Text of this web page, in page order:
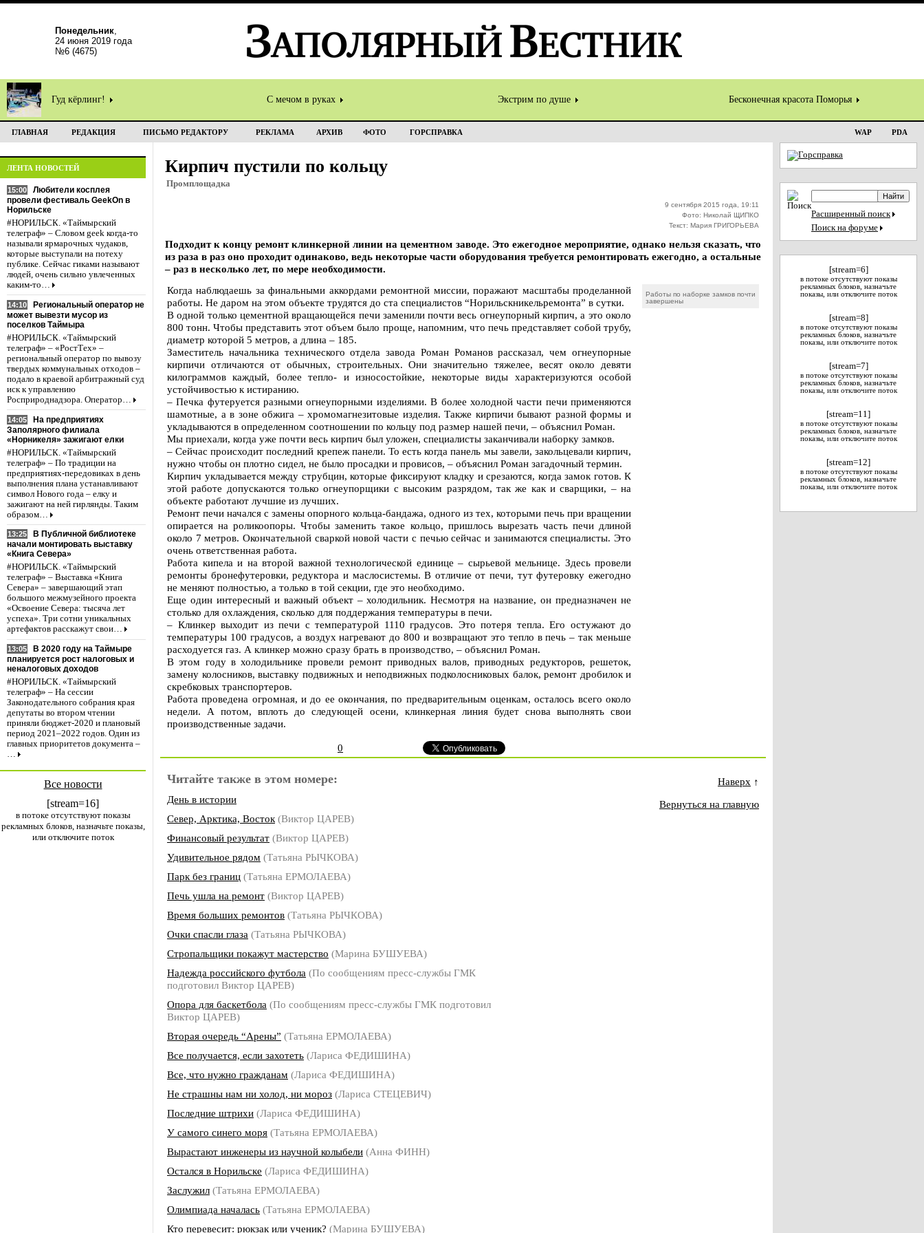
Понедельник,
24 июня 2019 года
№6 (4675)
Гуд кёрлинг! С мечом в руках Экстрим по душе Бесконечная красота Поморья
ГЛАВНАЯ РЕДАКЦИЯ ПИСЬМО РЕДАКТОРУ РЕКЛАМА АРХИВ ФОТО ГОРСПРАВКА WAP PDA
ЛЕНТА НОВОСТЕЙ
15:00
Любители косплея
провели фестиваль GeekOn в
Норильске
#НОРИЛЬСК. «Таймырский
телеграф» – Словом geek когда-то
называли ярмарочных чудаков,
которые выступали на потеху
публике. Сейчас гиками называют
людей, очень сильно увлеченных
каким-то…
14:10
Региональный оператор не
может вывезти мусор из
поселков Таймыра
#НОРИЛЬСК. «Таймырский
телеграф» – «РостТех» –
региональный оператор по вывозу
твердых коммунальных отходов –
подало в краевой арбитражный суд
иск к управлению
Росприроднадзора. Оператор…
14:05
На предприятиях
Заполярного филиала
«Норникеля» зажигают елки
#НОРИЛЬСК. «Таймырский
телеграф» – По традиции на
предприятиях-передовиках в день
выполнения плана устанавливают
символ Нового года – елку и
зажигают на ней гирлянды. Таким
образом…
13:25
В Публичной библиотеке
начали монтировать выставку
«Книга Севера»
#НОРИЛЬСК. «Таймырский
телеграф» – Выставка «Книга
Севера» – завершающий этап
большого межмузейного проекта
«Освоение Севера: тысяча лет
успеха». Три сотни уникальных
артефактов расскажут свои…
13:05
В 2020 году на Таймыре
планируется рост налоговых и
неналоговых доходов
#НОРИЛЬСК. «Таймырский
телеграф» – На сессии
Законодательного собрания края
депутаты во втором чтении
приняли бюджет-2020 и плановый
период 2021–2022 годов. Один из
главных приоритетов документа –
…
Все новости
[stream=16]
в потоке отсутствуют показы
рекламных блоков, назначьте показы,
или отключите поток
Кирпич пустили по кольцу
Промплощадка
9 сентября 2015 года, 19:11
Фото: Николай ЩИПКО
Текст: Мария ГРИГОРЬЕВА
Подходит к концу ремонт клинкерной линии на цементном заводе. Это ежегодное мероприятие, однако нельзя сказать, что
из раза в раз оно проходит одинаково, ведь некоторые части оборудования требуется ремонтировать ежегодно, а остальные
– раз в несколько лет, по мере необходимости.
Когда наблюдаешь за финальными аккордами ремонтной миссии, поражают масштабы проделанной
работы. Не даром на этом объекте трудятся до ста специалистов “Норильскникельремонта” в сутки.
В одной только цементной вращающейся печи заменили почти весь огнеупорный кирпич, а это около
800 тонн. Чтобы представить этот объем было проще, напомним, что печь представляет собой трубу,
диаметр которой 5 метров, а длина – 185.
Заместитель начальника технического отдела завода Роман Романов рассказал, чем огнеупорные
кирпичи отличаются от обычных, строительных. Они значительно тяжелее, весят около девяти
килограммов каждый, более тепло- и износостойкие, некоторые виды характеризуются особой
устойчивостью к истиранию.
– Печка футеруется разными огнеупорными изделиями. В более холодной части печи применяются
шамотные, а в зоне обжига – хромомагнезитовые изделия. Также кирпичи бывают разной формы и
укладываются в определенном соотношении по кольцу под размер нашей печи, – объяснил Роман.
Мы приехали, когда уже почти весь кирпич был уложен, специалисты заканчивали наборку замков.
– Сейчас происходит последний крепеж панели. То есть когда панель мы завели, закольцевали кирпич,
нужно чтобы он плотно сидел, не было просадки и провисов, – объяснил Роман загадочный термин.
Кирпич укладывается между струбцин, которые фиксируют кладку и срезаются, когда замок готов. К
этой работе допускаются только огнеупорщики с высоким разрядом, так же как и сварщики, – на
объекте работают лучшие из лучших.
Ремонт печи начался с замены опорного кольца-бандажа, одного из тех, которыми печь при вращении
опирается на роликоопоры. Чтобы заменить такое кольцо, пришлось вырезать часть печи длиной
около 7 метров. Окончательной сваркой новой части с печью сейчас и занимаются специалисты. Это
очень ответственная работа.
Работа кипела и на второй важной технологической единице – сырьевой мельнице. Здесь провели
ремонты бронефутеровки, редуктора и маслосистемы. В отличие от печи, тут футеровку ежегодно
не меняют полностью, а только в той секции, где это необходимо.
Еще один интересный и важный объект – холодильник. Несмотря на название, он предназначен не
столько для охлаждения, сколько для поддержания температуры в печи.
– Клинкер выходит из печи с температурой 1110 градусов. Это потеря тепла. Его остужают до
температуры 100 градусов, а воздух нагревают до 800 и возвращают это тепло в печь – так меньше
расходуется газ. А клинкер можно сразу брать в производство, – объяснил Роман.
В этом году в холодильнике провели ремонт приводных валов, приводных редукторов, решеток,
замену колосников, выставку подвижных и неподвижных подколосниковых балок, ремонт дробилок и
скребковых транспортеров.
Работа проведена огромная, и до ее окончания, по предварительным оценкам, осталось всего около
недели. А потом, вплоть до следующей осени, клинкерная линия будет снова выполнять свои
производственные задачи.
Работы по наборке замков почти
завершены
0
Читайте также в этом номере:
День в истории
Север, Арктика, Восток (Виктор ЦАРЕВ)
Финансовый результат (Виктор ЦАРЕВ)
Удивительное рядом (Татьяна РЫЧКОВА)
Парк без границ (Татьяна ЕРМОЛАЕВА)
Печь ушла на ремонт (Виктор ЦАРЕВ)
Время больших ремонтов (Татьяна РЫЧКОВА)
Очки спасли глаза (Татьяна РЫЧКОВА)
Стропальщики покажут мастерство (Марина БУШУЕВА)
Надежда российского футбола (По сообщениям пресс-службы ГМК
подготовил Виктор ЦАРЕВ)
Опора для баскетбола (По сообщениям пресс-службы ГМК подготовил
Виктор ЦАРЕВ)
Вторая очередь “Арены” (Татьяна ЕРМОЛАЕВА)
Все получается, если захотеть (Лариса ФЕДИШИНА)
Все, что нужно гражданам (Лариса ФЕДИШИНА)
Не страшны нам ни холод, ни мороз (Лариса СТЕЦЕВИЧ)
Последние штрихи (Лариса ФЕДИШИНА)
У самого синего моря (Татьяна ЕРМОЛАЕВА)
Вырастают инженеры из научной колыбели (Анна ФИНН)
Остался в Норильске (Лариса ФЕДИШИНА)
Заслужил (Татьяна ЕРМОЛАЕВА)
Олимпиада началась (Татьяна ЕРМОЛАЕВА)
Кто перевесит: рюкзак или ученик? (Марина БУШУЕВА)
Наверх ↑
Вернуться на главную
Расширенный поиск
Поиск на форуме
[stream=6]
в потоке отсутствуют показы
рекламных блоков, назначьте
показы, или отключите поток
[stream=8]
в потоке отсутствуют показы
рекламных блоков, назначьте
показы, или отключите поток
[stream=7]
в потоке отсутствуют показы
рекламных блоков, назначьте
показы, или отключите поток
[stream=11]
в потоке отсутствуют показы
рекламных блоков, назначьте
показы, или отключите поток
[stream=12]
в потоке отсутствуют показы
рекламных блоков, назначьте
показы, или отключите поток